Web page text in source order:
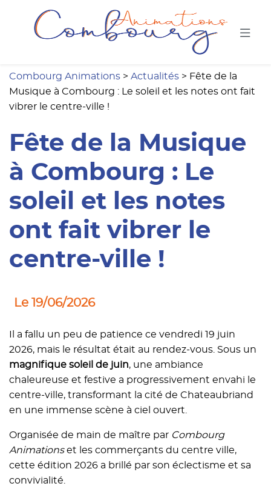
Combourg Animations > Actualités > Fête de la
Musique à Combourg : Le soleil et les notes ont fait
vibrer le centre-ville !
Fête de la Musique
à Combourg : Le
soleil et les notes
ont fait vibrer le
centre-ville !
Le 19/06/2026
Il a fallu un peu de patience ce vendredi 19 juin
2026, mais le résultat était au rendez-vous. Sous un
magnifique soleil de juin, une ambiance
chaleureuse et festive a progressivement envahi le
centre-ville, transformant la cité de Chateaubriand
en une immense scène à ciel ouvert.
Organisée de main de maître par Combourg
Animationset les commerçants du centre ville,
cette édition 2026 a brillé par son éclectisme et sa
convivialité.